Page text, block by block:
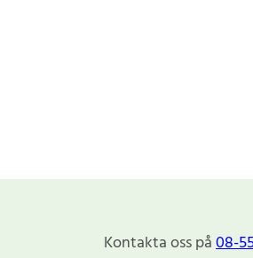
Kontakta oss på08-